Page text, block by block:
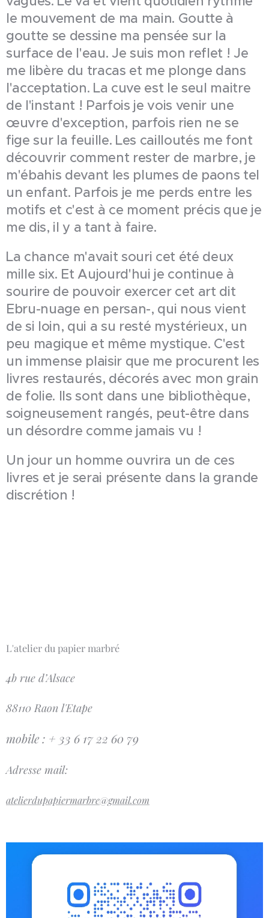
le mouvement de ma main. Goutte à
goutte se dessine ma pensée sur la
surface de l'eau. Je suis mon reflet ! Je
me libère du tracas et me plonge dans
l'acceptation. La cuve est le seul maitre
de l'instant ! Parfois je vois venir une
œuvre d'exception, parfois rien ne se
fige sur la feuille. Les cailloutés me font
découvrir comment rester de marbre, je
m'ébahis devant les plumes de paons tel
un enfant. Parfois je me perds entre les
motifs et c'est à ce moment précis que je
me dis, il y a tant à faire.
La chance m'avait souri cet été deux
mille six. Et Aujourd'hui je continue à
sourire de pouvoir exercer cet art dit
Ebru-nuage en persan-, qui nous vient
de si loin, qui a su resté mystérieux, un
peu magique et même mystique. C'est
un immense plaisir que me procurent les
livres restaurés, décorés avec mon grain
de folie. Ils sont dans une bibliothèque,
soigneusement rangés, peut-être dans
un désordre comme jamais vu !
Un jour un homme ouvrira un de ces
livres et je serai présente dans la grande
discrétion !
L'atelier du papier marbré
4b rue d’Alsace
88110 Raon l'Etape
mobile : + 33 6 17 22 60 79
Adresse mail:
atelierdupapiermarbre@gmail.com